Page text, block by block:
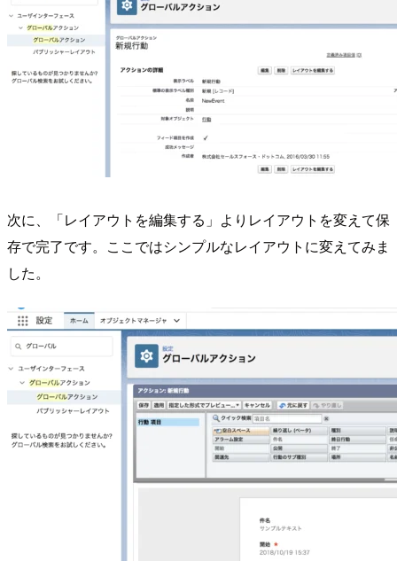
次に、「レイアウトを編集する」よりレイアウトを変えて保
存で完了です。ここではシンプルなレイアウトに変えてみま
した。